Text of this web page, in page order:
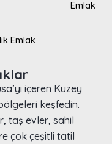
Emlak
Emlak
içeren Kuzey
keşfedin.
taş evler, sahil
çok çeşitli tatil